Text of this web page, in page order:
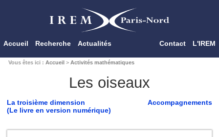
Accueil Recherche Actualités Contact L'IREM
Vous êtes ici : Accueil> Activités mathématiques
Les oiseaux
Accompagnements
La troisième dimension
(Le livre en version numérique)